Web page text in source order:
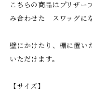
こちらの商品はプリザー
み合わせた スワッグに
壁にかけたり、棚に置い
いただけます。
【サイズ】